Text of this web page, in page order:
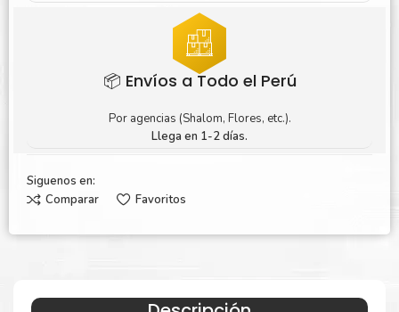
📦 Envíos a Todo el Perú
Por agencias (Shalom, Flores, etc.).
Llega en 1-2 días.
Siguenos en:
Comparar
Favoritos